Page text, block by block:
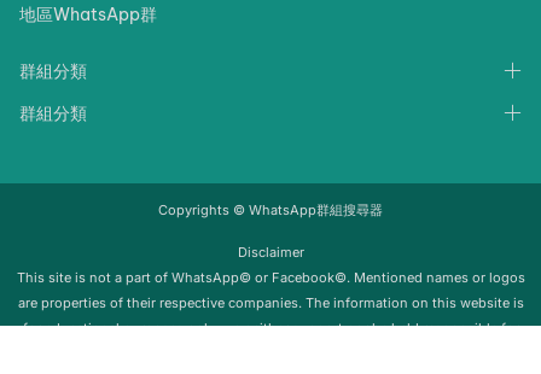
地區WhatsApp群
群組分類
群組分類
Copyrights © WhatsApp群組搜尋器
Disclaimer
‍‍This site is not a part of WhatsApp© or Facebook©. Mentioned names or logos
are properties of their respective companies. The information on this website is
for educational purposes only; we neither support nor be held responsible for